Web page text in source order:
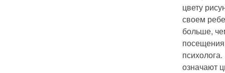
цвету
своем
больше,
посещения
означают